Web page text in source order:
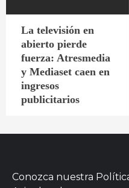
La televisión en
abierto pierde
fuerza: Atresmedia
y Mediaset caen en
ingresos
publicitarios
Conozca nuestra